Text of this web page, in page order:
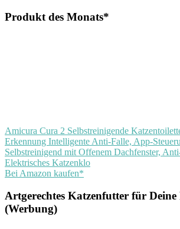
Produkt des Monats*
Amicura Cura 2 Selbstreinigende
Erkennung Intelligente Anti-Falle, App-
Selbstreinigend mit Offenem Dachfenster,
Elektrisches Katzenklo
Bei Amazon kaufen*
Artgerechtes Katzenfutter für Deine
(Werbung)